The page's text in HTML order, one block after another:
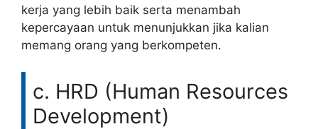
kerja yang lebih baik serta menambah
kepercayaan untuk menunjukkan jika kalian
memang orang yang berkompeten.
c. HRD (Human Resources
Development)